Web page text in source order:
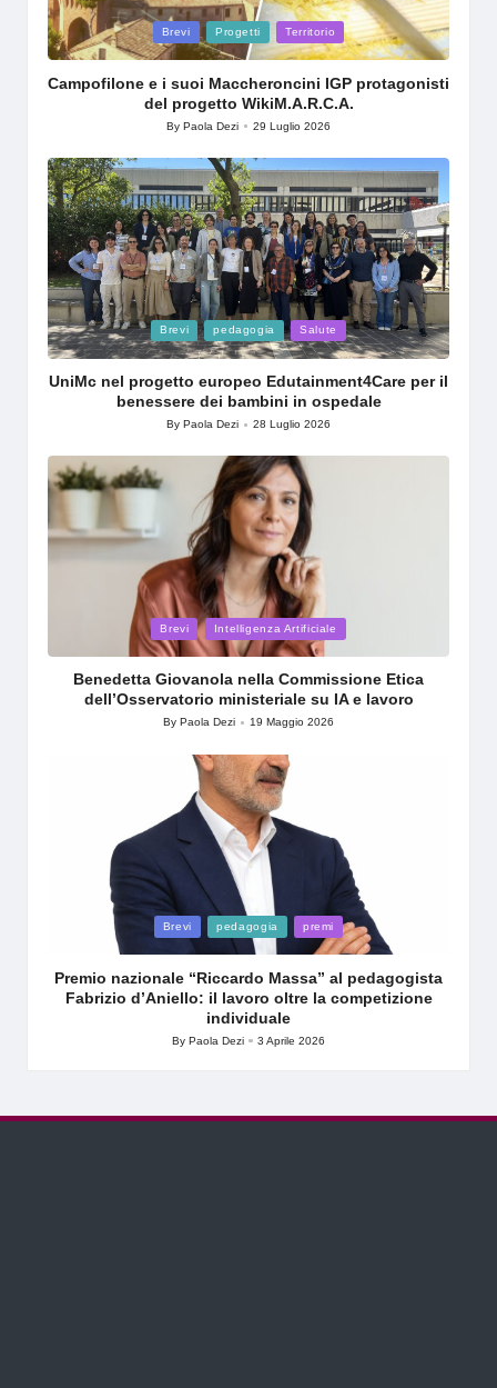
Posted
in
Brevi Progetti Territorio
Campofilone e i suoi Maccheroncini IGP protagonisti
del progetto WikiM.A.R.C.A.
Posted
ByPaola Dezi 29 Luglio 2026
Posted
in
Brevi pedagogia Salute
UniMc nel progetto europeo Edutainment4Care per il
benessere dei bambini in ospedale
Posted
ByPaola Dezi 28 Luglio 2026
Brevi Intelligenza Artificiale
Benedetta Giovanola nella Commissione Etica
dell’Osservatorio ministeriale su IA e lavoro
Posted
By Paola Dezi 19 Maggio 2026
Brevi pedagogia premi
Premio nazionale “Riccardo Massa” al pedagogista
Fabrizio d’Aniello: il lavoro oltre la competizione
individuale
Posted
By Paola Dezi 3 Aprile 2026